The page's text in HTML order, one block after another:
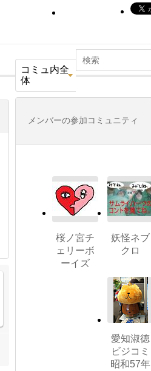
コミュ内全
体
メンバーの参加コミュニティ
桜ノ宮チ
ェリーボ
ーイズ
妖怪ネブ
クロ
愛知淑徳
ビジコミ
昭和57年